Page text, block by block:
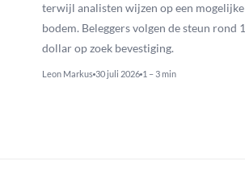
terwijl analisten wijzen op een mogelijke
bodem. Beleggers volgen de steun rond 1
dollar op zoek bevestiging.
Leon Markus 30 juli 2026 1 – 3 min